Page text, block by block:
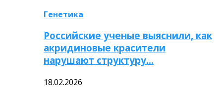
Генетика
Российские ученые выяснили, как
акридиновые красители
нарушают структуру…
18.02.2026